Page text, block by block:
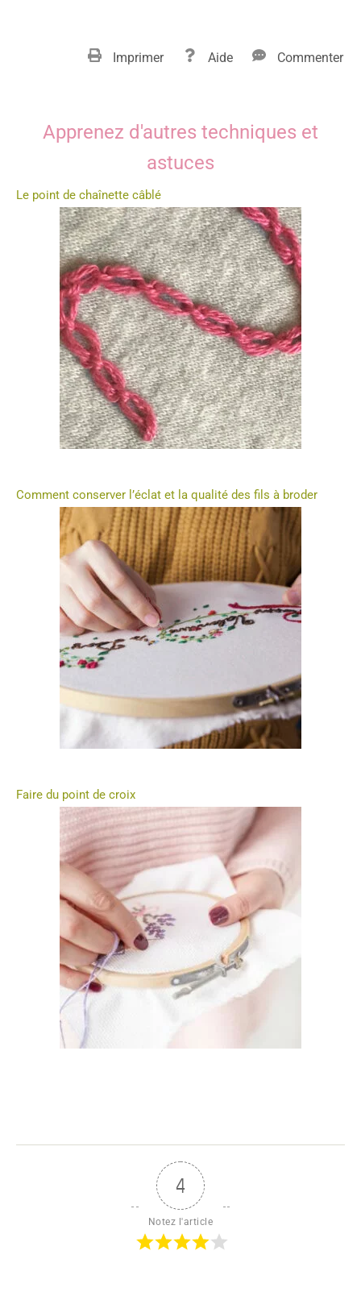
Imprimer Aide Commenter
Apprenez d'autres techniques et
astuces
Le point de chaînette câblé
Comment conserver l’éclat et la qualité des fils à broder
Faire du point de croix
4
Notez l'article